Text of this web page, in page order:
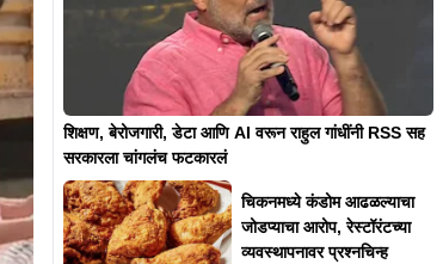
शिक्षण, बेरोजगारी, डेटा आणि AI वरून राहुल गांधींनी RSS सह
सरकारला चांगलंच फटकारलं
चिकनमध्ये कंडोम आढळल्याचा
जोडप्याचा आरोप, रेस्टॉरंटच्या
व्यवस्थापनावर प्रश्नचिन्ह